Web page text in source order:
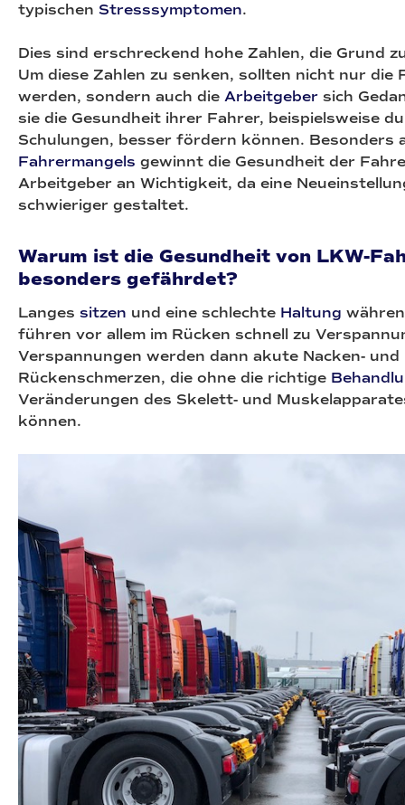
typischen Stresssymptomen.
Dies sind erschreckend hohe Zahlen, die Grund
Um diese Zahlen zu senken, sollten nicht nur die
werden, sondern auch die Arbeitgeber sich
sie die Gesundheit ihrer Fahrer, beispielsweise
Schulungen, besser fördern können. Besonders
Fahrermangels gewinnt die Gesundheit der
Arbeitgeber an Wichtigkeit, da eine
schwieriger gestaltet.
Warum ist die Gesundheit von LKW-
besonders gefährdet?
Langes sitzen und eine schlechte Haltung
führen vor allem im Rücken schnell zu
Verspannungen werden dann akute Nacken- und
Rückenschmerzen, die ohne die richtige
Veränderungen des Skelett- und
können.